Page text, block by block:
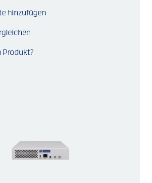
hinzufügen
Produkt?